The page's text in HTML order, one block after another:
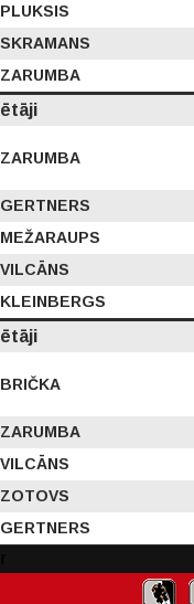
PLUKSIS
SKRAMANS
ZARUMBA
ZARUMBA
GERTNERS
MEŽARAUPS
VILCĀNS
KLEINBERGS
BRIČKA
ZARUMBA
VILCĀNS
ZOTOVS
GERTNERS